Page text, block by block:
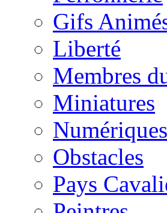
Gifs
Liberté
Membres
Miniatures
Numériques
Obstacles
Pays